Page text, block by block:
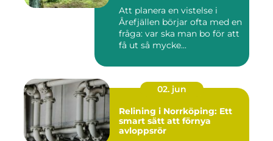
Att planera en vistelse i
Årefjällen börjar ofta med en
fråga: var ska man bo för att
få ut så mycke...
02. jun
Relining i Norrköping: Ett
smart sätt att förnya
avloppsrör